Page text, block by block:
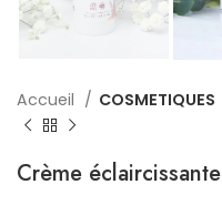
Accueil COSMETIQUES
Crème éclaircissante